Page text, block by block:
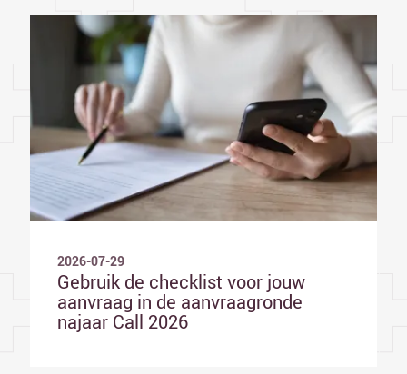
2026-07-29
Gebruik de checklist voor jouw
aanvraag in de aanvraagronde
najaar Call 2026